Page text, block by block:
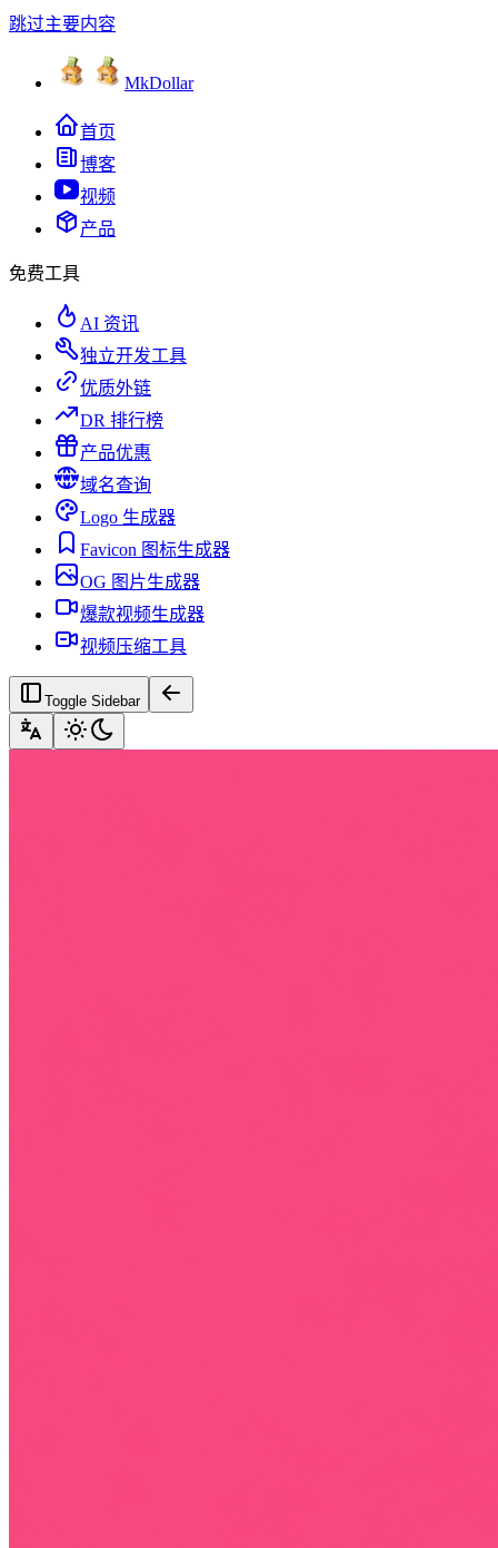
跳过主要内容
MkDollar
首页
博客
视频
产品
免费工具
AI 资讯
独立开发工具
优质外链
DR 排行榜
产品优惠
域名查询
Logo 生成器
Favicon 图标生成器
OG 图片生成器
爆款视频生成器
视频压缩工具
Toggle Sidebar